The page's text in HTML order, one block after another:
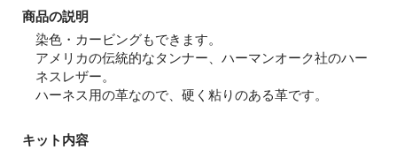
商品の説明
染色・カービングもできます。
アメリカの伝統的なタンナー、ハーマンオーク社のハー
ネスレザー。
ハーネス用の革なので、硬く粘りのある革です。
キット内容